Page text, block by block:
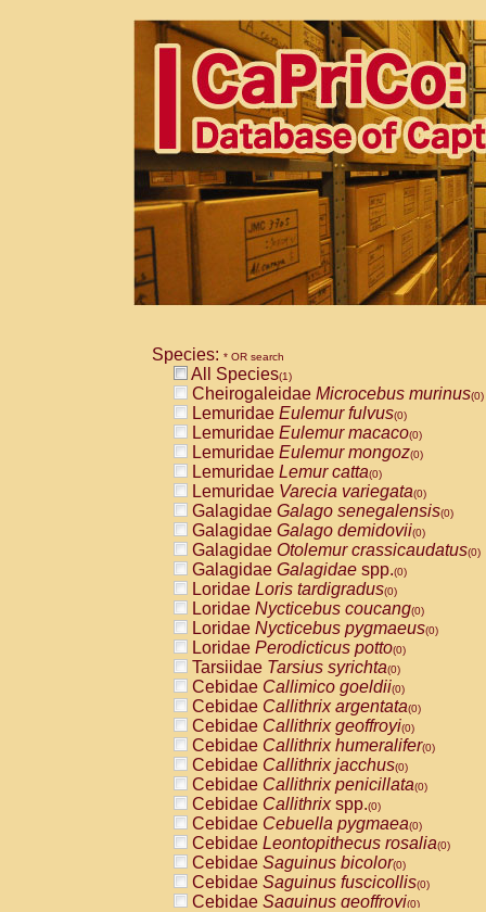
Species: * OR search
All Species(1)
Cheirogaleidae Microcebus murinus(0)
Lemuridae Eulemur fulvus(0)
Lemuridae Eulemur macaco(0)
Lemuridae Eulemur mongoz(0)
Lemuridae Lemur catta(0)
Lemuridae Varecia variegata(0)
Galagidae Galago senegalensis(0)
Galagidae Galago demidovii(0)
Galagidae Otolemur crassicaudatus(0)
Galagidae Galagidae spp.(0)
Loridae Loris tardigradus(0)
Loridae Nycticebus coucang(0)
Loridae Nycticebus pygmaeus(0)
Loridae Perodicticus potto(0)
Tarsiidae Tarsius syrichta(0)
Cebidae Callimico goeldii(0)
Cebidae Callithrix argentata(0)
Cebidae Callithrix geoffroyi(0)
Cebidae Callithrix humeralifer(0)
Cebidae Callithrix jacchus(0)
Cebidae Callithrix penicillata(0)
Cebidae Callithrixspp.(0)
Cebidae Cebuella pygmaea(0)
Cebidae Leontopithecus rosalia(0)
Cebidae Saguinus bicolor(0)
Cebidae Saguinus fuscicollis(0)
Cebidae Saguinus geoffroyi(0)